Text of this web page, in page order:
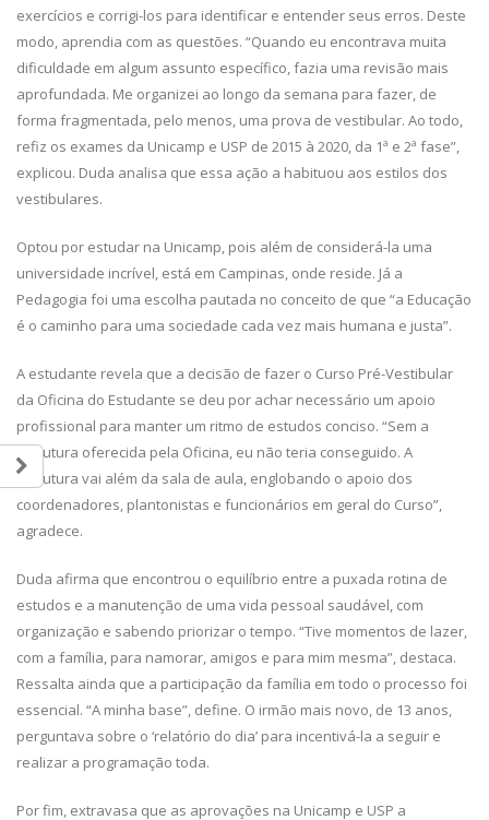
exercícios e corrigi-los para identificar e entender seus erros. Deste
modo, aprendia com as questões. “Quando eu encontrava muita
dificuldade em algum assunto específico, fazia uma revisão mais
aprofundada. Me organizei ao longo da semana para fazer, de
forma fragmentada, pelo menos, uma prova de vestibular. Ao todo,
refiz os exames da Unicamp e USP de 2015 à 2020, da 1ª e 2ª fase”,
explicou. Duda analisa que essa ação a habituou aos estilos dos
vestibulares.
Optou por estudar na Unicamp, pois além de considerá-la uma
universidade incrível, está em Campinas, onde reside. Já a
Pedagogia foi uma escolha pautada no conceito de que “a Educação
é o caminho para uma sociedade cada vez mais humana e justa”.
A estudante revela que a decisão de fazer o Curso Pré-Vestibular
da Oficina do Estudante se deu por achar necessário um apoio
profissional para manter um ritmo de estudos conciso. “Sem a
estrutura oferecida pela Oficina, eu não teria conseguido. A
estrutura vai além da sala de aula, englobando o apoio dos
coordenadores, plantonistas e funcionários em geral do Curso”,
agradece.
Duda afirma que encontrou o equilíbrio entre a puxada rotina de
estudos e a manutenção de uma vida pessoal saudável, com
organização e sabendo priorizar o tempo. “Tive momentos de lazer,
com a família, para namorar, amigos e para mim mesma”, destaca.
Ressalta ainda que a participação da família em todo o processo foi
essencial. “A minha base”, define. O irmão mais novo, de 13 anos,
perguntava sobre o ‘relatório do dia’ para incentivá-la a seguir e
realizar a programação toda.
Por fim, extravasa que as aprovações na Unicamp e USP a